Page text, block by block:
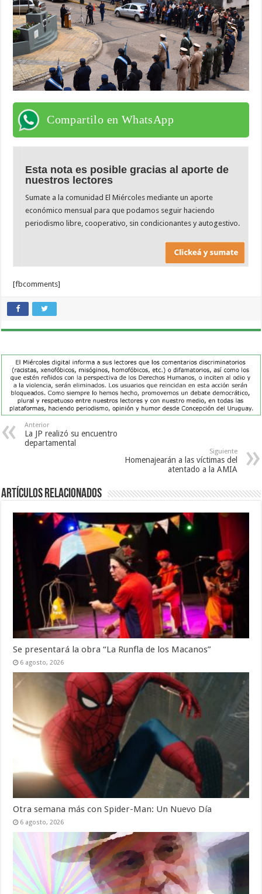
Compartilo en WhatsApp
Esta nota es posible gracias al aporte de
nuestros lectores
Sumate a la comunidad El Miércoles mediante un aporte
económico mensual para que podamos seguir haciendo
periodismo libre, cooperativo, sin condicionantes y autogestivo.
[fbcomments]
Anterior
La JP realizó su encuentro
departamental
Siguiente
Homenajearán a las víctimas del
atentado a la AMIA
Artículos Relacionados
Se presentará la obra “La Runfla de los Macanos”
6 agosto, 2026
Otra semana más con Spider-Man: Un Nuevo Día
6 agosto, 2026